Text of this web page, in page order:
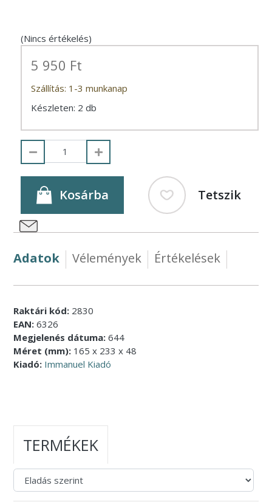
(Nincs értékelés)
5 950 Ft
Szállítás: 1-3 munkanap
Készleten: 2 db
Kosárba Tetszik
Adatok Vélemények Értékelések
Raktári kód: 2830
EAN: 6326
Megjelenés dátuma: 644
Méret (mm): 165 x 233 x 48
Kiadó: Immanuel Kiadó
TERMÉKEK